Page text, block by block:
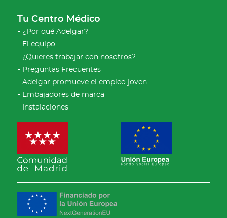
Tu Centro Médico
¿Por qué Adelgar?
El equipo
¿Quieres trabajar con nosotros?
Preguntas Frecuentes
Adelgar promueve el empleo joven
Embajadores de marca
Instalaciones